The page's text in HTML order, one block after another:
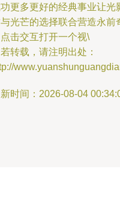
更多更好的经典事业让
光芒的选择联合营造永
击交互打开一个视\
转载，请注明出处：
时间：2026-08-04